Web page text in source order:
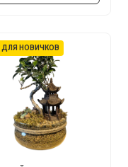
ДЛЯ НОВИЧКОВ